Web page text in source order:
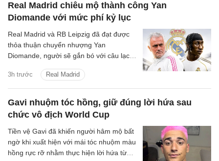
Real Madrid chiêu mộ thành công Yan
Diomande với mức phí kỷ lục
3h trước Real Madrid
Real Madrid và RB Leipzig đã đạt được
thỏa thuận chuyển nhượng Yan
Diomande, người sẽ gắn bó với câu lạc
ngày 30 tháng 6 năm 2033.
Gavi nhuộm tóc hồng, giữ đúng lời hứa sau
chức vô địch World Cup
Tiền vệ Gavi đã khiến người hâm mộ bất
ngờ khi xuất hiện với mái tóc nhuộm màu
hồng rực rỡ nhằm thực hiện lời hứa từng